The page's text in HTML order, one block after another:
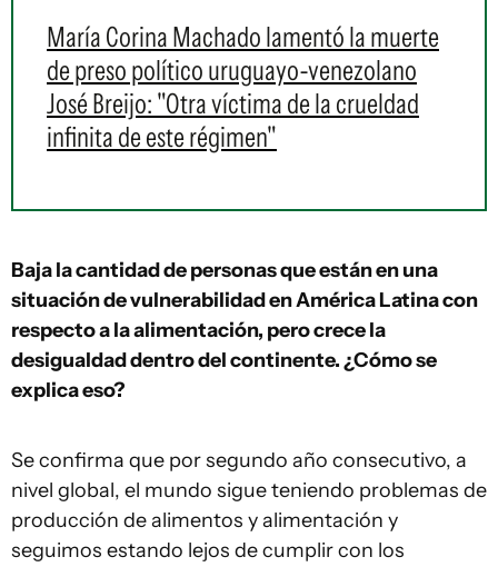
María Corina Machado lamentó la muerte
de preso político uruguayo-venezolano
José Breijo: "Otra víctima de la crueldad
infinita de este régimen"
Baja la cantidad de personas que están en una
situación de vulnerabilidad en América Latina con
respecto a la alimentación, pero crece la
desigualdad dentro del continente. ¿Cómo se
explica eso?
Se confirma que por segundo año consecutivo, a
nivel global, el mundo sigue teniendo problemas de
producción de alimentos y alimentación y
seguimos estando lejos de cumplir con los